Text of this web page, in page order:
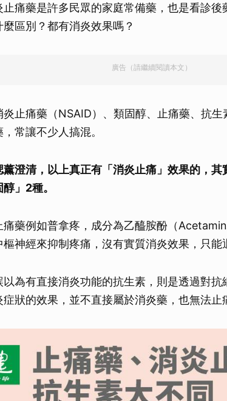
痛藥是許多民眾的家庭常備藥，也是看診
區別？都有消炎效果嗎？
廣告（請繼續閱讀本文）
炎止痛藥（NSAID）、類固醇、止痛藥、抗
常讓不少人搞混。
薰澄清，以上真正有「消炎止痛」效果的，
」2種。
痛藥例如普拿疼，成分為乙醯胺酚（
神經來抑制疼痛，沒有實質消炎效果，只能
為有直接消炎功能的抗生素，則是透過對抗
狀的效果，並不直接屬於消炎藥，也無法止